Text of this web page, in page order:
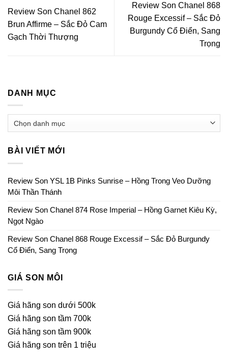
Review Son Chanel 862
Brun Affirme – Sắc Đỏ Cam
Gạch Thời Thượng
Review Son Chanel 868
Rouge Excessif – Sắc Đỏ
Burgundy Cổ Điển, Sang
Trọng
DANH MỤC
BÀI VIẾT MỚI
Review Son YSL 1B Pinks Sunrise – Hồng Trong Veo Dưỡng
Môi Thần Thánh
Review Son Chanel 874 Rose Imperial – Hồng Garnet Kiêu Kỳ,
Ngọt Ngào
Review Son Chanel 868 Rouge Excessif – Sắc Đỏ Burgundy
Cổ Điển, Sang Trọng
GIÁ SON MÔI
Giá hãng son dưới 500k
Giá hãng son tầm 700k
Giá hãng son tầm 900k
Giá hãng son trên 1 triệu